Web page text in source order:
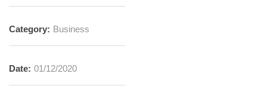
Category: Business
Date: 01/12/2020